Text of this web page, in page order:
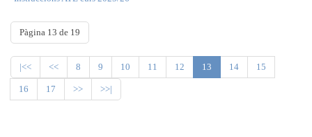
Pàgina 13 de 19
|<< << 8 9 10 11 12 13 14 15
16 17 >> >>|